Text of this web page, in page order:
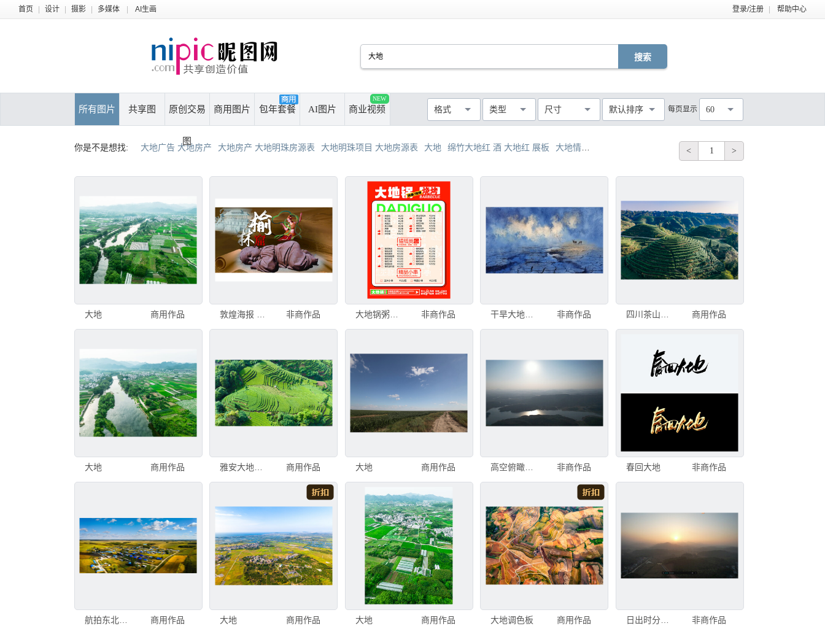
首页 设计 摄影 多媒体 AI生画 登录/注册 帮助中心
所有图片 共享图 原创交易
图
商用图片 包年套餐 AI图片 商业视频
NEW
60
每页显示
默认排序
像素
>50cm
>300cm
尺寸
类型
CDR AI PPT EPS TIF PDF JPG C4D
AVI WMF MOV AEP VSP 不限
格式
你是不是想找: 大地广告 大地房产 大地房产 大地明珠房源表 大地明珠项目 大地房源表 大地 绵竹大地红 酒 大地红 展板 大地情 大地贴 绿大地
< 1 >
大地 商用作品 非商作品 非商作品 非商作品 商用作品
大地 商用作品 商用作品 大地 商用作品 非商作品 春回大地 非商作品
航拍东北秋天大地风光 商用作品 大地 商用作品 大地 商用作品 大地调色板 商用作品 非商作品